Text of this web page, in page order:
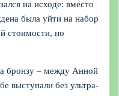
на исходе: вместо
была уйти на набор
стоимости, но
бронзу – между Анной
выступали без ультра-